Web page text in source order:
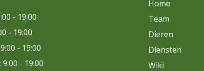
- 19:00
- 19:00
- 19:00
- 19:00
Home
Team
Dieren
Diensten
Wiki